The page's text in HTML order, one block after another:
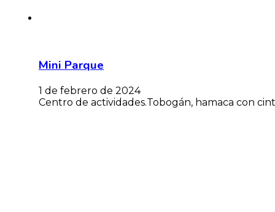
Mini Parque
1 de febrero de 2024
Centro de actividades.Tobogán, hamaca con